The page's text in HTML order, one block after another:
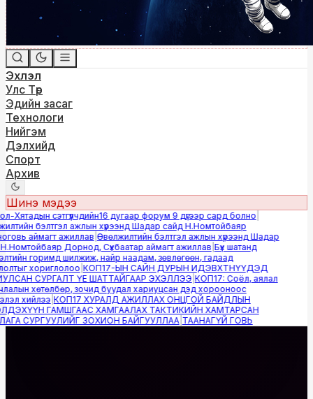
Эхлэл
Улс Төр
Эдийн засаг
Технологи
Нийгэм
Дэлхийд
Спорт
Архив
Шинэ мэдээ
сэтгүүлчдийн16 дугаар форум 9 дүгээр сард болно|
бэлтгэл ажлын хүрээнд Шадар сайд Н.Номтойбаяр
аймагт ажиллав|Өвөлжилтийн бэлтгэл ажлын хүрээнд Шадар
Дорнод, Сүхбаатар аймагт ажиллав|Бүх шатанд
горимд шилжиж, найр наадам, зөвлөгөөн, гадаад
хориглолоо|КОП17-ЫН САЙН ДУРЫН ИДЭВХТНҮҮДЭД
СУРГАЛТ ҮЕ ШАТТАЙГААР ЭХЭЛЛЭЭ|КОП17: Соёл, аялал
хөтөлбөр, зочид буудал хариуцсан дэд хорооноос
хийлээ|КОП17 ХУРАЛД АЖИЛЛАХ ОНЦГОЙ БАЙДЛЫН
ГАМШГААС ХАМГААЛАХ ТАКТИКИЙН ХАМТАРСАН
СУРГУУЛИЙГ ЗОХИОН БАЙГУУЛЛАА|ТААНАГҮЙ ГОВЬ